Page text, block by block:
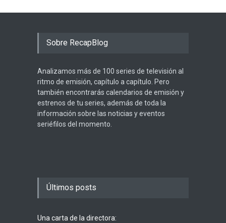
Sobre RecapBlog
Analizamos más de 100 series de televisión al
ritmo de emisión, capítulo a capítulo. Pero
también encontrarás calendarios de emisión y
estrenos de tu series, además de toda la
información sobre las noticias y eventos
seriéfilos del momento.
Últimos posts
Una carta de la directora: